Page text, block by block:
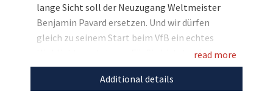
lange Sicht soll der Neuzugang Weltmeister
Benjamin Pavard ersetzen. Und wir dürfen
gleich zu seinem Start beim VfB ein echtes
Highlight versteigern: Für Sie bietet sich nun
bei uns die Chance sich das signierte Trikot von
Ozan Kabak von seiner Vorstellung im Januar
read more
Additional details